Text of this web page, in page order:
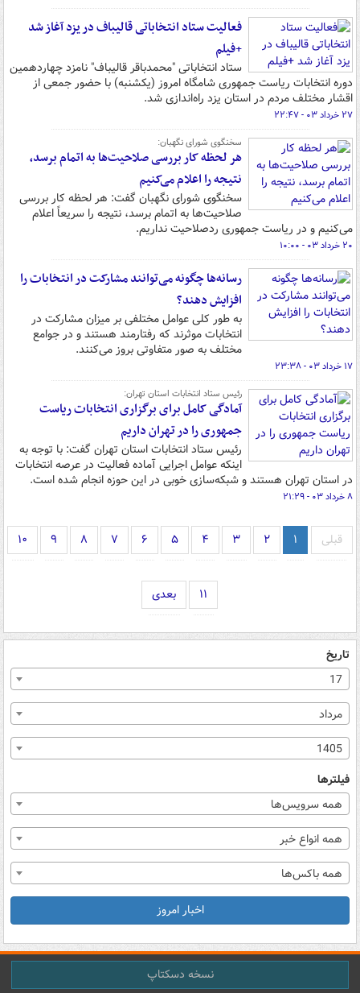
فعالیت ستاد انتخاباتی قالیباف در یزد آغاز شد
+فیلم
ستاد انتخاباتی "محمدباقر قالیباف" نامزد چهاردهمین
دوره انتخابات ریاست جمهوری شامگاه امروز (یکشنبه) با حضور جمعی از
اقشار مختلف مردم در استان یزد راه‌اندازی شد.
۲۷ خرداد ۰۳ - ۲۲:۴۷
سخنگوی شورای نگهبان:
هر لحظه کار بررسی صلاحیت‌ها به اتمام برسد،
نتیجه را اعلام می‌کنیم
سخنگوی شورای نگهبان گفت: هر لحظه کار بررسی
صلاحیت‌ها به اتمام برسد، نتیجه را سریعاً اعلام
می‌کنیم و در ریاست جمهوری ردصلاحیت نداریم.
۲۰ خرداد ۰۳ - ۱۰:۰۰
رسانه‌ها چگونه می‌توانند مشارکت در انتخابات را
افزایش دهند؟
به طور کلی عوامل مختلفی بر میزان مشارکت در
انتخابات موثرند که رفتارمند هستند و در جوامع
مختلف به صور متفاوتی بروز می‌کنند.
۱۷ خرداد ۰۳ - ۲۳:۳۸
رئیس ستاد انتخابات استان تهران:
آمادگی کامل برای برگزاری انتخابات ریاست
جمهوری را در تهران داریم
رئیس ستاد انتخابات استان تهران گفت: با توجه به
اینکه عوامل اجرایی آماده فعالیت در عرصه انتخابات
در استان تهران هستند و شبکه‌سازی خوبی در این حوزه انجام شده است.
۸ خرداد ۰۳ - ۲۱:۲۹
قبلی ۱ ۲ ۳ ۴ ۵ ۶ ۷ ۸ ۹ ۱۰
۱۱ بعدی
تاریخ
17
مرداد
1405
فیلترها
همه سرویس‌ها
همه انواع خبر
همه باکس‌ها
اخبار امروز
نسخه دسکتاپ